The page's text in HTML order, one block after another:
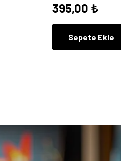
395,00 ₺
Sepete Ekle